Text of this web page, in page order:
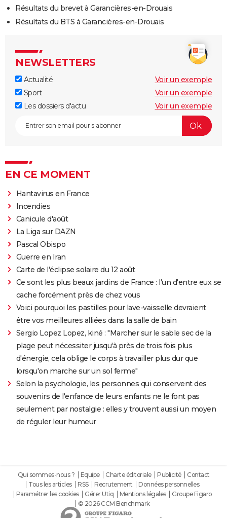
Résultats du brevet à Garancières-en-Drouais
Résultats du BTS à Garancières-en-Drouais
NEWSLETTERS
Actualité
Voir un exemple
Sport
Voir un exemple
Les dossiers d'actu
Voir un exemple
EN CE MOMENT
Hantavirus en France
Incendies
Canicule d'août
La Liga sur DAZN
Pascal Obispo
Guerre en Iran
Carte de l'éclipse solaire du 12 août
Ce sont les plus beaux jardins de France : l'un d'entre eux se
cache forcément près de chez vous
Voici pourquoi les pastilles pour lave-vaisselle devraient
être vos meilleures alliées dans la salle de bain
Sergio Lopez Lopez, kiné : "Marcher sur le sable sec de la
plage peut nécessiter jusqu'à près de trois fois plus
d'énergie, cela oblige le corps à travailler plus dur que
lorsqu'on marche sur un sol ferme"
Selon la psychologie, les personnes qui conservent des
souvenirs de l'enfance de leurs enfants ne le font pas
seulement par nostalgie : elles y trouvent aussi un moyen
de réguler leur humeur
Qui sommes-nous ? Equipe Charte éditoriale Publicité
Contact
Tous les articles
RSS Recrutement
Données personnelles
Paramétrer les cookies
Gérer Utiq Mentions légales
Groupe Figaro
© 2026 CCM Benchmark